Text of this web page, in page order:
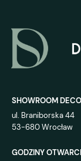
SHOWROOM
ul. Braniborska 44
53-680 Wrocław
GODZINY